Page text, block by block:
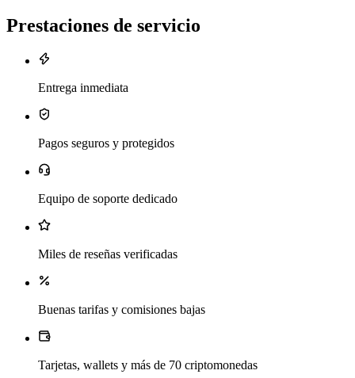
Prestaciones de servicio
Entrega inmediata
Pagos seguros y protegidos
Equipo de soporte dedicado
Miles de reseñas verificadas
Buenas tarifas y comisiones bajas
Tarjetas, wallets y más de 70 criptomonedas